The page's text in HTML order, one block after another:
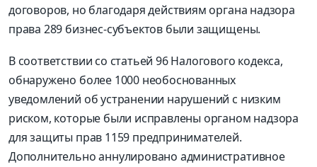
договоров, но благодаря действиям органа надзора
права 289 бизнес-субъектов были защищены.
В соответствии со статьей 96 Налогового кодекса,
обнаружено более 1000 необоснованных
уведомлений об устранении нарушений с низким
риском, которые были исправлены органом надзора
для защиты прав 1159 предпринимателей.
Дополнительно аннулировано административное